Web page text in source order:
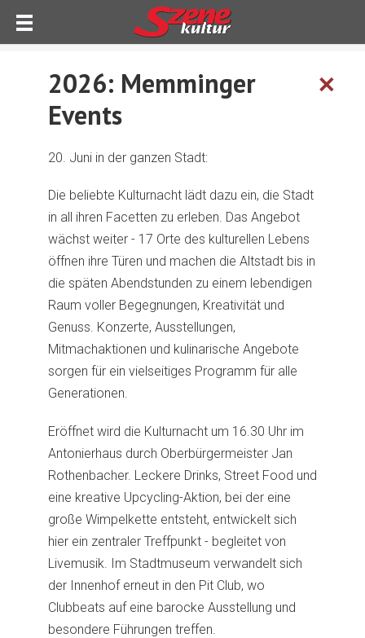
✕
2026: Memminger
Events
20. Juni in der ganzen Stadt:
Die beliebte Kulturnacht lädt dazu ein, die Stadt
in all ihren Facetten zu erleben. Das Angebot
wächst weiter - 17 Orte des kulturellen Lebens
öffnen ihre Türen und machen die Altstadt bis in
die späten Abendstunden zu einem lebendigen
Raum voller Begegnungen, Kreativität und
Genuss. Konzerte, Ausstellungen,
Mitmachaktionen und kulinarische Angebote
sorgen für ein vielseitiges Programm für alle
Generationen.
Eröffnet wird die Kulturnacht um 16.30 Uhr im
Antonierhaus durch Oberbürgermeister Jan
Rothenbacher. Leckere Drinks, Street Food und
eine kreative Upcycling-Aktion, bei der eine
große Wimpelkette entsteht, entwickelt sich
hier ein zentraler Treffpunkt - begleitet von
Livemusik. Im Stadtmuseum verwandelt sich
der Innenhof erneut in den Pit Club, wo
Clubbeats auf eine barocke Ausstellung und
besondere Führungen treffen.